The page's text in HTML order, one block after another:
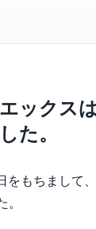
ックス
た。
をもちまして
。